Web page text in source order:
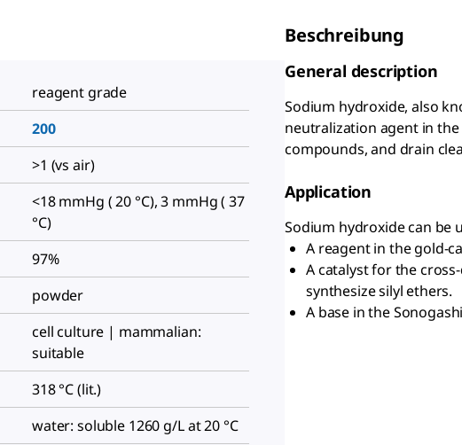
reagent grade
200
>1 (vs air)
<18 mmHg ( 20 °C), 3 mmHg ( 37
°C)
97%
powder
cell culture | mammalian:
suitable
318 °C (lit.)
water: soluble 1260 g/L at 20 °C
Beschreibung
General description
Sodium hydroxide, also
neutralization agent in
compounds, and drain
Application
Sodium hydroxide can be
A reagent in the gold-
A catalyst for the
synthesize silyl ethers.
A base in the